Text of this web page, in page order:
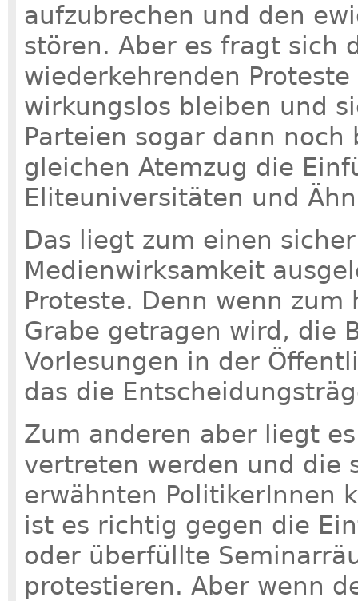
aufzubrechen und den
stören. Aber es fragt sich
wiederkehrenden
wirkungslos bleiben und
Parteien sogar dann
gleichen Atemzug die
Eliteuniversitäten und
Das liegt zum einen
Medienwirksamkeit
Proteste. Denn wenn
Grabe getragen wird, die
Vorlesungen in der
das die
Zum anderen aber liegt
vertreten werden und die
erwähnten PolitikerInnen
ist es richtig gegen die
oder überfüllte
protestieren. Aber wenn